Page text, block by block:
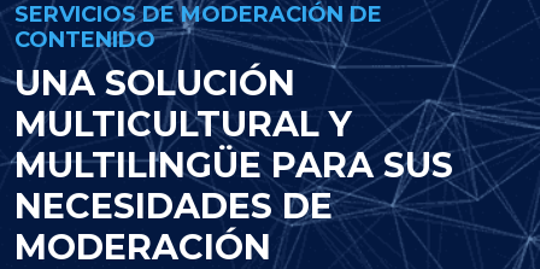
SERVICIOS DE MODERACIÓN DE
CONTENIDO
UNA SOLUCIÓN
MULTICULTURAL Y
MULTILINGÜE PARA SUS
NECESIDADES DE
MODERACIÓN